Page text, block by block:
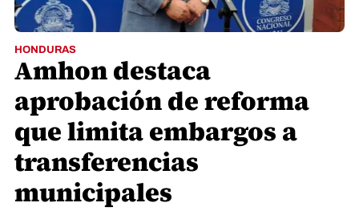
HONDURAS
Amhon destaca
aprobación de reforma
que limita embargos a
transferencias
municipales